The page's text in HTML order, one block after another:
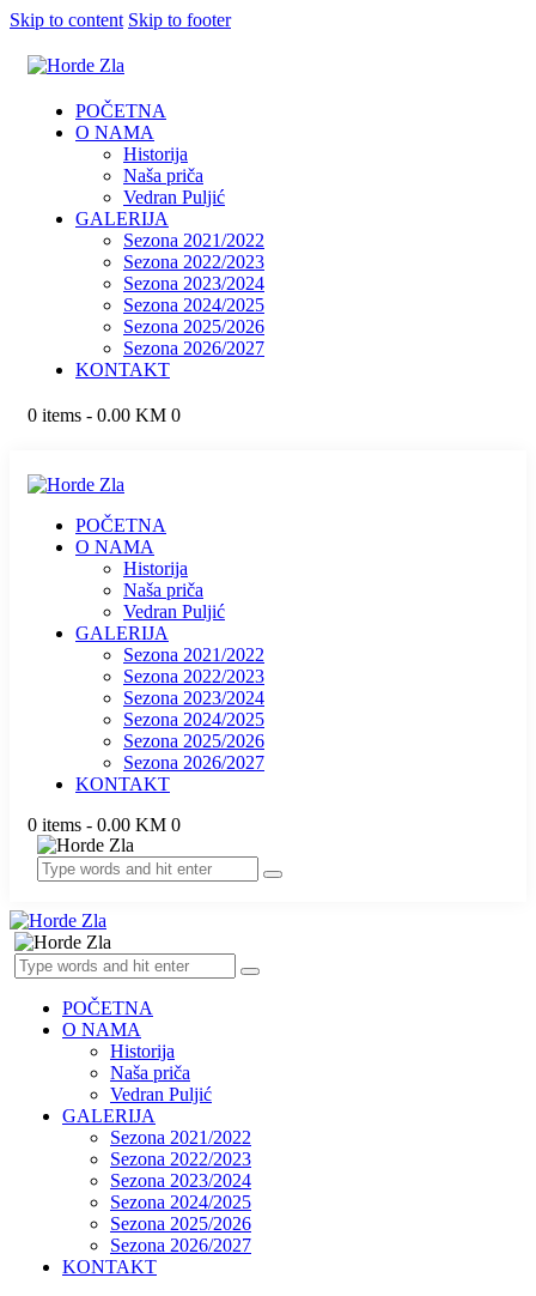
Skip to content Skip to footer
POČETNA
O NAMA
Historija
Naša priča
Vedran Puljić
GALERIJA
Sezona 2021/2022
Sezona 2022/2023
Sezona 2023/2024
Sezona 2024/2025
Sezona 2025/2026
Sezona 2026/2027
KONTAKT
0 items - 0.00 KM 0
POČETNA
O NAMA
Historija
Naša priča
Vedran Puljić
GALERIJA
Sezona 2021/2022
Sezona 2022/2023
Sezona 2023/2024
Sezona 2024/2025
Sezona 2025/2026
Sezona 2026/2027
KONTAKT
0 items - 0.00 KM 0
POČETNA
O NAMA
Historija
Naša priča
Vedran Puljić
GALERIJA
Sezona 2021/2022
Sezona 2022/2023
Sezona 2023/2024
Sezona 2024/2025
Sezona 2025/2026
Sezona 2026/2027
KONTAKT